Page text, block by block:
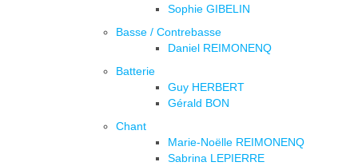
Sophie GIBELIN
Basse / Contrebasse
Daniel REIMONENQ
Batterie
Guy HERBERT
Gérald BON
Chant
Marie-Noëlle REIMONENQ
Sabrina LEPIERRE